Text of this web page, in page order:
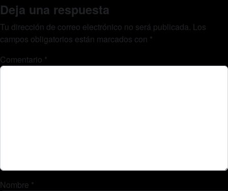
Deja una respuesta
Tu dirección de correo electrónico no será publicada. Los
campos obligatorios están marcados con *
Comentario *
Nombre *